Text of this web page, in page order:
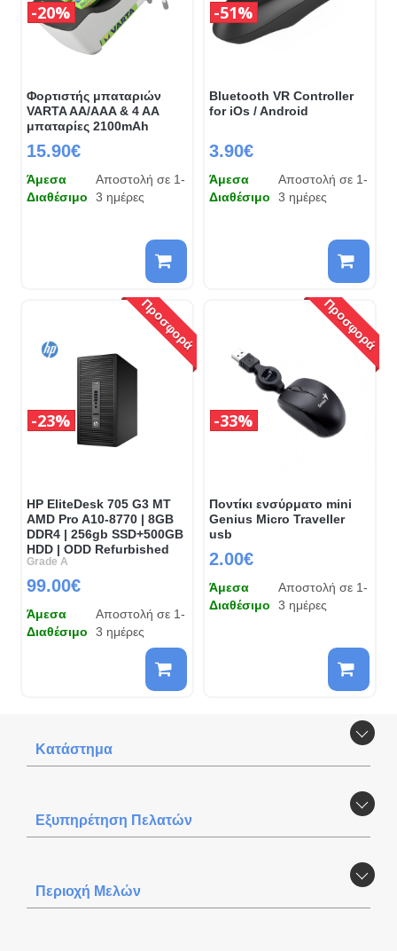
Φορτιστής μπαταριών
VARTA AA/AAA & 4 AA
μπαταρίες 2100mAh
15.90€
20%
Άμεσα
Διαθέσιμο
Αποστολή σε 1-
3 ημέρες
Bluetooth VR Controller
for iOs / Android
3.90€
51%
Άμεσα
Διαθέσιμο
Αποστολή σε 1-
3 ημέρες
Προσφορά
HP EliteDesk 705 G3 MT
AMD Pro A10-8770 | 8GB
DDR4 | 256gb SSD+500GB
HDD | ODD Refurbished
Grade A
99.00€
23%
Άμεσα
Διαθέσιμο
Αποστολή σε 1-
3 ημέρες
Προσφορά
Ποντίκι ενσύρματο mini
Genius Micro Traveller
usb
2.00€
33%
Άμεσα
Διαθέσιμο
Αποστολή σε 1-
3 ημέρες
Κατάστημα
Εξυπηρέτηση Πελατών
Περιοχή Mελών